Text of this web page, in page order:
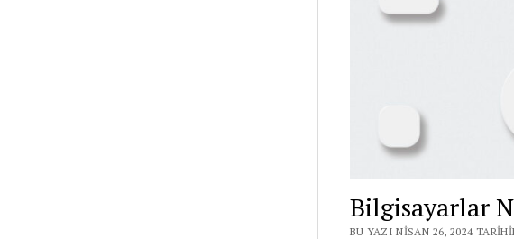
Bilgisayarlar
BU YAZI NISAN 26, 2024